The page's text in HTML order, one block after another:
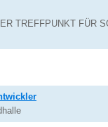
TREFFPUNKT FÜR